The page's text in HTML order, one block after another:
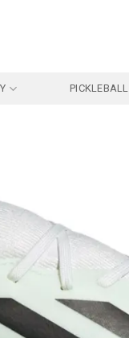
PICKLEBALL